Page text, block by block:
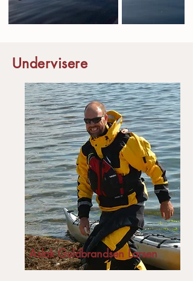
Undervisere
Aslak Guldbrandsen Larsen